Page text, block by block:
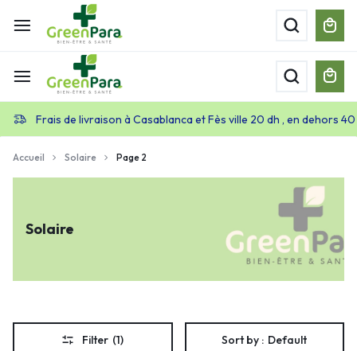
Frais de livraison à Casablanca et Fès ville 20 dh , en dehors
Accueil Solaire Page 2
Solaire
Filter (1) Sort by : Default